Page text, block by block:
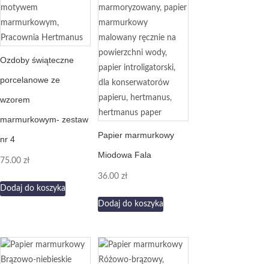
Ozdoby świąteczne
porcelanowe ze
wzorem
marmurkowym- zestaw
nr 4
75.00 zł
Dodaj do koszyka
Papier marmurkowy
Miodowa Fala
36.00zł
Dodaj do koszyka